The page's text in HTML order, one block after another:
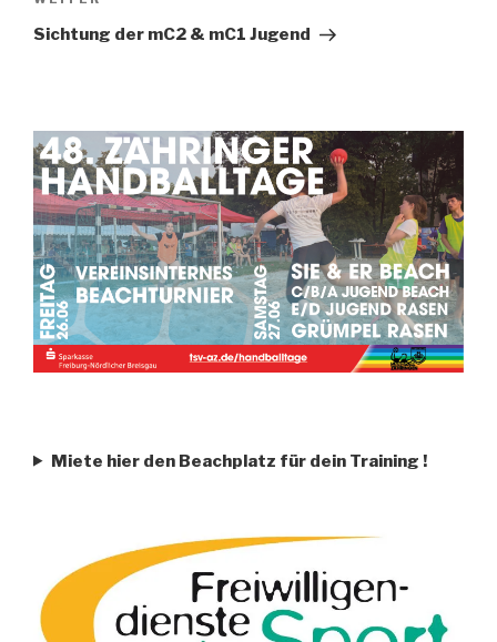
Sichtung der mC2 & mC1 Jugend
Miete hier den Beachplatz für dein Training !